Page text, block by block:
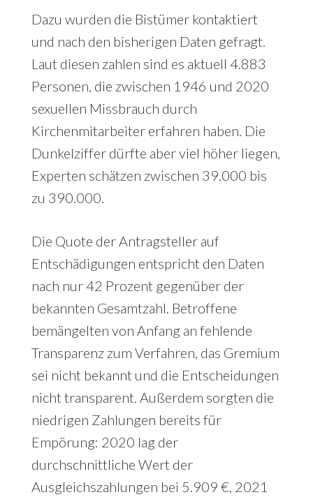
Dazu wurden die Bistümer kontaktiert
und nach den bisherigen Daten gefragt.
Laut diesen zahlen sind es aktuell 4.883
Personen, die zwischen 1946 und 2020
sexuellen Missbrauch durch
Kirchenmitarbeiter erfahren haben. Die
Dunkelziffer dürfte aber viel höher liegen,
Experten schätzen zwischen 39.000 bis
zu 390.000.
Die Quote der Antragsteller auf
Entschädigungen entspricht den Daten
nach nur 42 Prozent gegenüber der
bekannten Gesamtzahl. Betroffene
bemängelten von Anfang an fehlende
Transparenz zum Verfahren, das Gremium
sei nicht bekannt und die Entscheidungen
nicht transparent. Außerdem sorgten die
niedrigen Zahlungen bereits für
Empörung: 2020 lag der
durchschnittliche Wert der
Ausgleichszahlungen bei 5.909 €, 2021